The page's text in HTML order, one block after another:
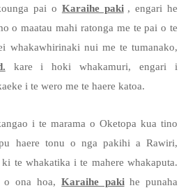
pai o Karaihe paki , engari he
o maatau mahi ratonga me te pai o te
whakawhirinaki nui me te tumanako,
kare i hoki whakamuri, engari i
i te wero me te haere katoa.
i te marama o Oketopa kua tino
haere tonu o nga pakihi a Rawiri,
te whakatika i te mahere whakaputa.
o ona hoa,Karaihe paki he punaha